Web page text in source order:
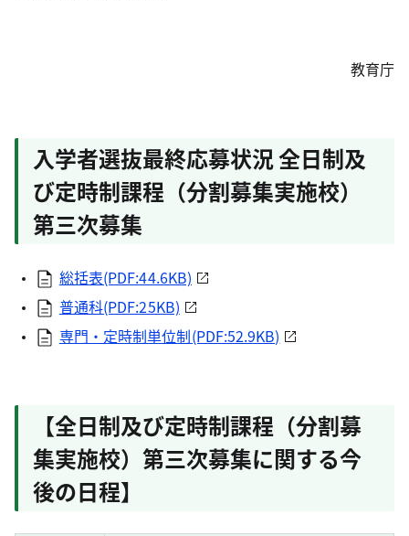
教育庁
入学者選抜最終応募状況 全日制及
び定時制課程（分割募集実施校）
第三次募集
総括表(PDF:44.6KB)
普通科(PDF:25KB)
専門・定時制単位制(PDF:52.9KB)
【全日制及び定時制課程（分割募
集実施校）第三次募集に関する今
後の日程】